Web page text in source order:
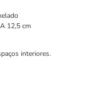
12,5 cm
interiores.